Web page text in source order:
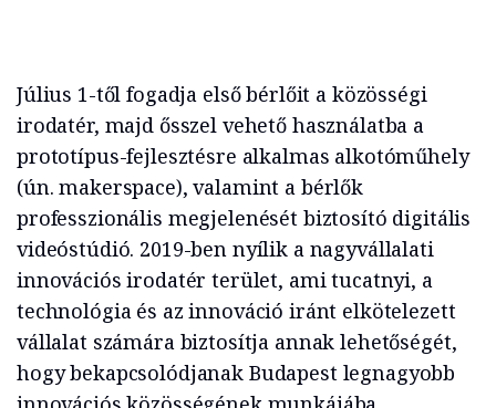
Július 1-től fogadja első bérlőit a közösségi
irodatér, majd ősszel vehető használatba a
prototípus-fejlesztésre alkalmas alkotóműhely
(ún. makerspace), valamint a bérlők
professzionális megjelenését biztosító digitális
videóstúdió. 2019-ben nyílik a nagyvállalati
innovációs irodatér terület, ami tucatnyi, a
technológia és az innováció iránt elkötelezett
vállalat számára biztosítja annak lehetőségét,
hogy bekapcsolódjanak Budapest legnagyobb